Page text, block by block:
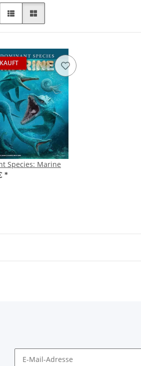
Species: Marine
*